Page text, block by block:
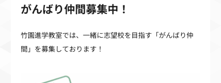
がんばり仲間募集中！
竹園進学教室では、一緒に志望校を目指す「がんばり仲
間」を募集しております！